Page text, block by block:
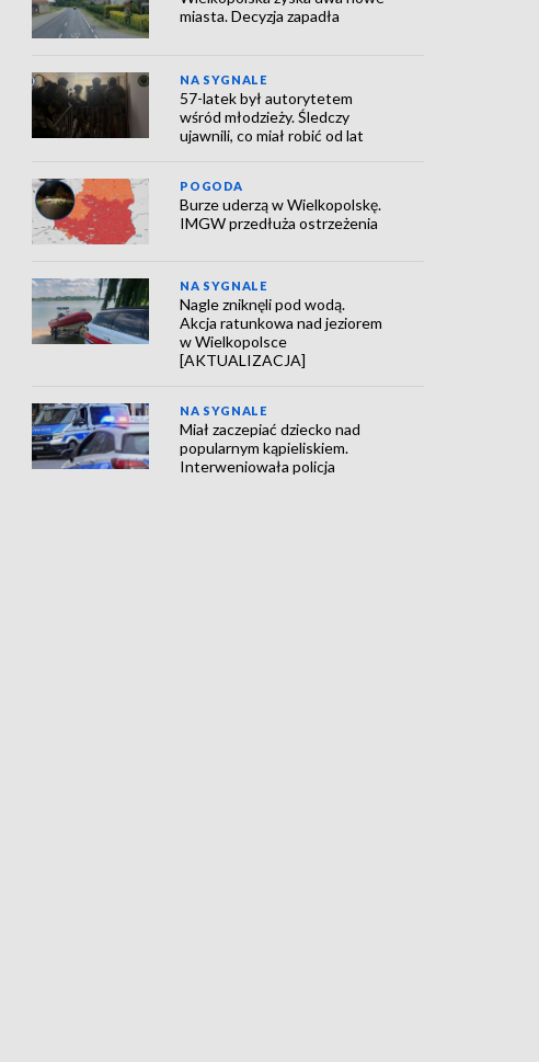
miasta. Decyzja zapadła
NA SYGNALE
57-latek był autorytetem
wśród młodzieży. Śledczy
ujawnili, co miał robić od lat
POGODA
Burze uderzą w Wielkopolskę.
IMGW przedłuża ostrzeżenia
NA SYGNALE
Nagle zniknęli pod wodą.
Akcja ratunkowa nad jeziorem
w Wielkopolsce
[AKTUALIZACJA]
NA SYGNALE
Miał zaczepiać dziecko nad
popularnym kąpieliskiem.
Interweniowała policja